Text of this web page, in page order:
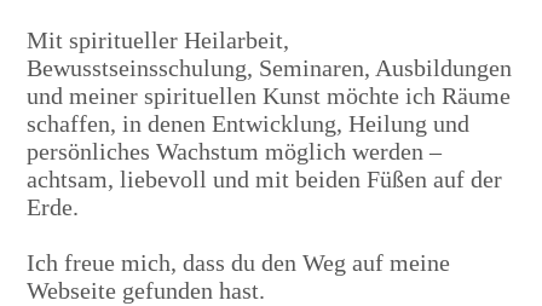
Mit spiritueller Heilarbeit,
Bewusstseinsschulung, Seminaren, Ausbildungen
und meiner spirituellen Kunst möchte ich Räume
schaffen, in denen Entwicklung, Heilung und
persönliches Wachstum möglich werden –
achtsam, liebevoll und mit beiden Füßen auf der
Erde.
Ich freue mich, dass du den Weg auf meine
Webseite gefunden hast.